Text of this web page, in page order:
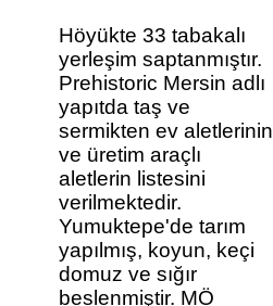
Höyükte 33 tabakalı
yerleşim saptanmıştır.
Prehistoric Mersin adlı
yapıtda taş ve
sermikten ev aletlerinin
ve üretim araçlı
aletlerin listesini
verilmektedir.
Yumuktepe'de tarım
yapılmış, koyun, keçi
domuz ve sığır
beslenmiştir. MÖ